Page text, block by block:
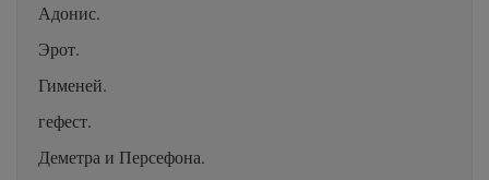
Адонис.
Эрот.
Гименей.
гефест.
Деметра и Персефона.